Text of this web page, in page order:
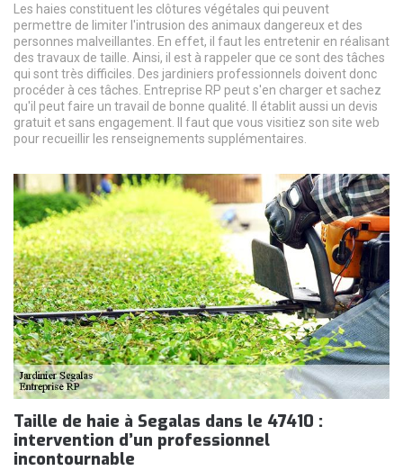
Les haies constituent les clôtures végétales qui peuvent
permettre de limiter l'intrusion des animaux dangereux et des
personnes malveillantes. En effet, il faut les entretenir en réalisant
des travaux de taille. Ainsi, il est à rappeler que ce sont des tâches
qui sont très difficiles. Des jardiniers professionnels doivent donc
procéder à ces tâches. Entreprise RP peut s'en charger et sachez
qu'il peut faire un travail de bonne qualité. Il établit aussi un devis
gratuit et sans engagement. Il faut que vous visitiez son site web
pour recueillir les renseignements supplémentaires.
Taille de haie à Segalas dans le 47410 :
intervention d’un professionnel
incontournable